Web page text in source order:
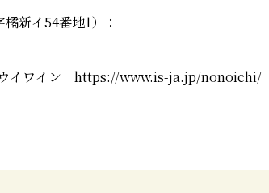
新イ54番地1）：
ウイワイン https://www.is-ja.jp/nonoichi/